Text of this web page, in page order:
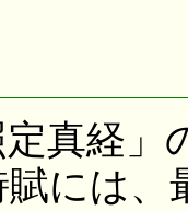
真経」
には、